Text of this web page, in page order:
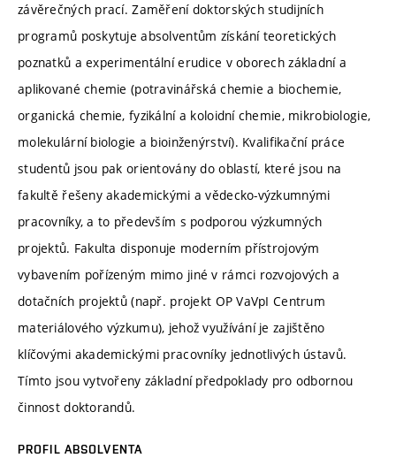
závěrečných prací. Zaměření doktorských studijních
programů poskytuje absolventům získání teoretických
poznatků a experimentální erudice v oborech základní a
aplikované chemie (potravinářská chemie a biochemie,
organická chemie, fyzikální a koloidní chemie, mikrobiologie,
molekulární biologie a bioinženýrství). Kvalifikační práce
studentů jsou pak orientovány do oblastí, které jsou na
fakultě řešeny akademickými a vědecko-výzkumnými
pracovníky, a to především s podporou výzkumných
projektů. Fakulta disponuje moderním přístrojovým
vybavením pořízeným mimo jiné v rámci rozvojových a
dotačních projektů (např. projekt OP VaVpI Centrum
materiálového výzkumu), jehož využívání je zajištěno
klíčovými akademickými pracovníky jednotlivých ústavů.
Tímto jsou vytvořeny základní předpoklady pro odbornou
činnost doktorandů.
PROFIL ABSOLVENTA